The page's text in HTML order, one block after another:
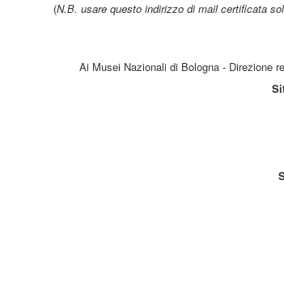
(N.B. usare questo indirizzo di mail certificata
Ai Musei Nazionali di Bologna - Direzione